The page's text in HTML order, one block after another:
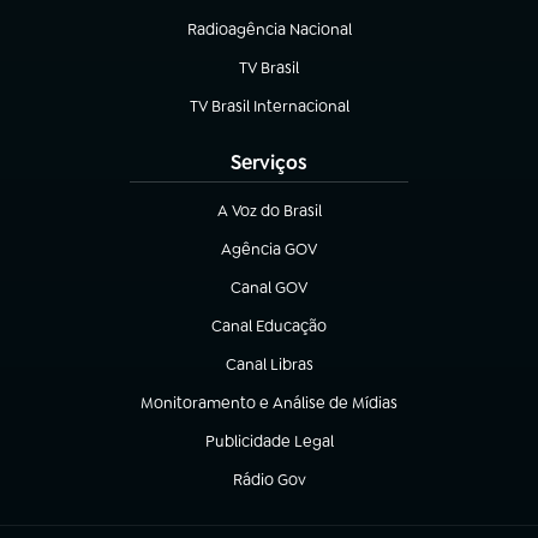
Radioagência Nacional
(abre em nova aba)
TV Brasil
(abre em nova aba)
TV Brasil Internacional
(abre em nova aba)
Serviços
A Voz do Brasil
(abre em nova aba)
Agência GOV
(abre em nova aba)
Canal GOV
(abre em nova aba)
Canal Educação
(abre em nova aba)
Canal Libras
(abre em nova aba)
Monitoramento e Análise de Mídias
(abre em nova aba)
Publicidade Legal
(abre em nova aba)
Rádio Gov
(abre em nova aba)